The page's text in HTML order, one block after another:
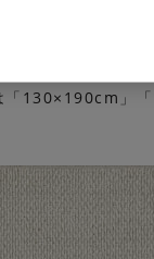
・床暖房にも
「130×190cm」